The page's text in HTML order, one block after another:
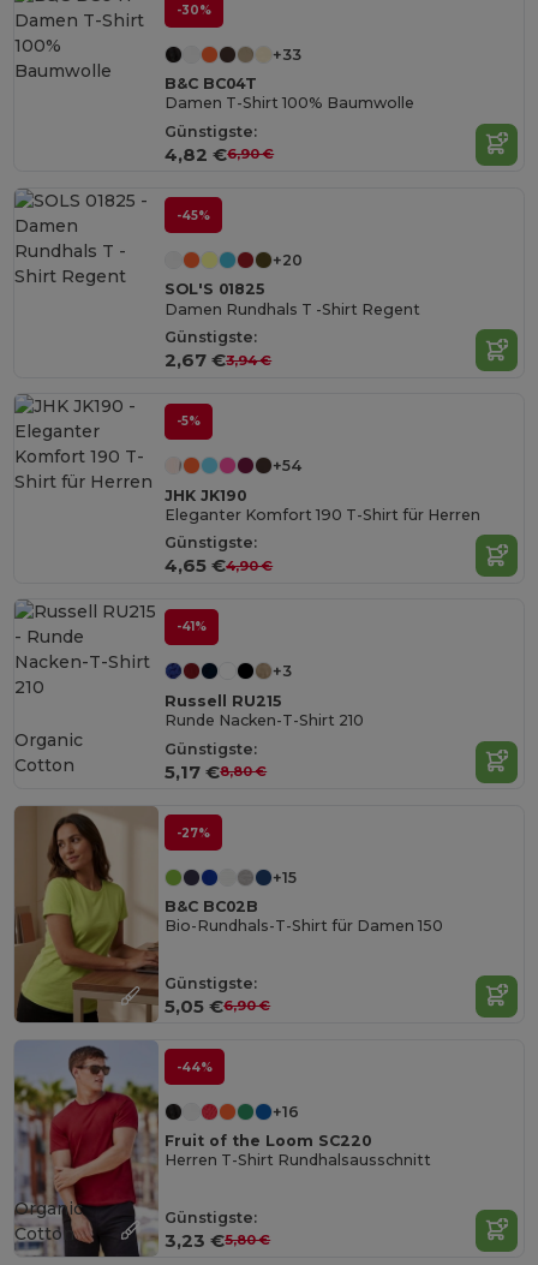
-30%
+33
B&C BC04T
Damen T-Shirt 100% Baumwolle
Günstigste:
4,82 €6,90 €
-45%
+20
SOL'S 01825
Damen Rundhals T -Shirt Regent
Günstigste:
2,67 €3,94 €
-5%
+54
JHK JK190
Eleganter Komfort 190 T-Shirt für Herren
Günstigste:
4,65 €4,90 €
-41%
+3
Russell RU215
Runde Nacken-T-Shirt 210
Günstigste:
5,17 €8,80 €
Organic
Cotton
-27%
+15
B&C BC02B
Bio-Rundhals-T-Shirt für Damen 150
Günstigste:
5,05 €6,90 €
-44%
+16
Fruit of the Loom SC220
Herren T-Shirt Rundhalsausschnitt
Günstigste:
3,23 €5,80 €
Organic
Cotton